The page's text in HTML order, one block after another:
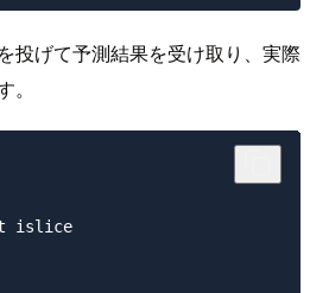
投げて予測結果を受け取り、実際
islice